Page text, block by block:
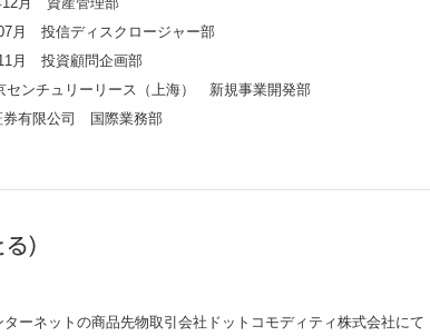
月 投信ディスクロージャー部
月 投資顧問企画部
ンチュリーリース（上海） 新規事業開発部
有限公司 国際業務部
ーネットの商品先物取引会社ドットコモディティ株式会社にて